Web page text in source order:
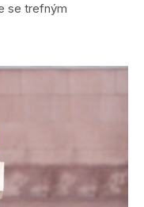
se trefným